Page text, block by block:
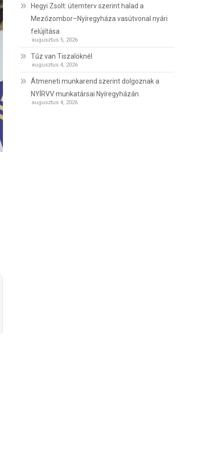
Hegyi Zsolt: ütemterv szerint halad a
Mezőzombor–Nyíregyháza vasútvonal nyári
felújítása
augusztus 5, 2026
Tűz van Tiszalöknél
augusztus 4, 2026
Átmeneti munkarend szerint dolgoznak a
NYÍRVV munkatársai Nyíregyházán
augusztus 4, 2026